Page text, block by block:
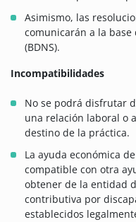
Asimismo, las
comunicarán a la
(BDNS).
Incompatibilidades
No se podrá disfrutar
una relación laboral o
destino de la práctica.
La ayuda económica
compatible con otra
obtener de la entidad
contributiva por
establecidos